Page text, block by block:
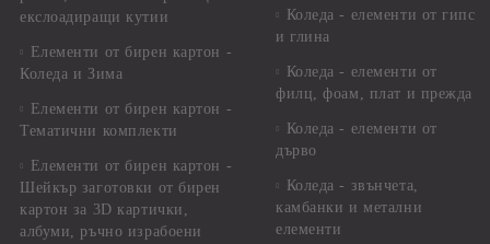
екслоадиращи кутии
Елементи от бирен картон -
Коледа и Зима
Елементи от бирен картон -
Тематични комплекти
Елементи от бирен картон -
Шейкър заготовки от бирен
картон за 3D картички,
албуми, ръчно израбоени
Коледа - елементи от гипс
и глина
Коледа - елементи от
филц, фоам, плат и прежда
Коледа - елементи от
дърво
Коледа - звънчета,
камбанки и метални
елементи